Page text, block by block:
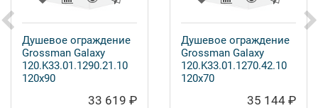
Душевое ограждение
Grossman Galaxy
120.K33.01.1290.21.10
120x90
33 619 ₽
Душевое ограждение
Grossman Galaxy
120.K33.01.1270.42.10
120x70
35 144 ₽